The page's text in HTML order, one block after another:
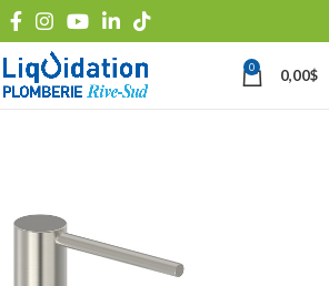
0 0,00$